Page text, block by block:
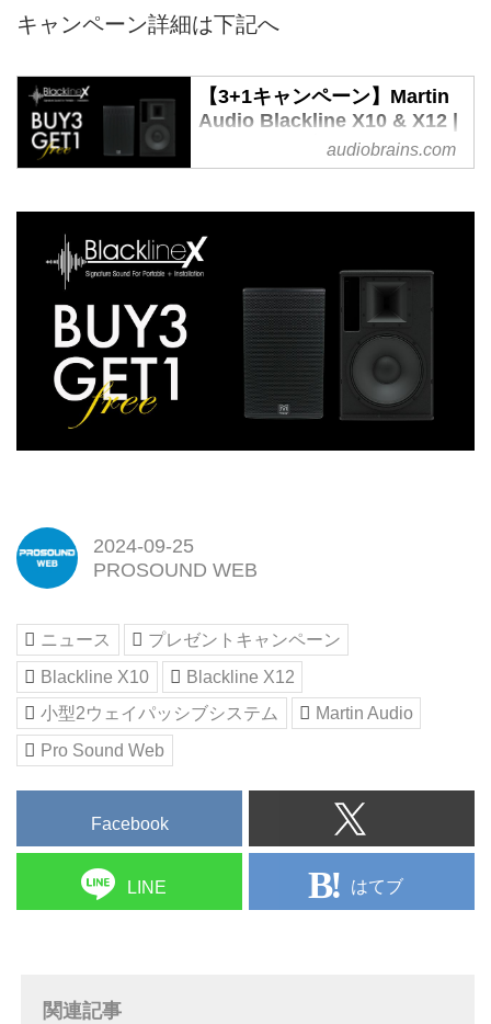
キャンペーン詳細は下記へ
【3+1キャンペーン】Martin
Audio Blackline X10 & X12 |
オーディオブレインズ
す。キャンペーン期間中
「Blackline X10」及び
「Blackline X12」の同一モデルを
3台一括でご購入いただいた場合
に、同一モデルをもう1台プレゼ
ントいたします。是非この機会を
ご利用ください。
audiobrains.com
2024-09-25
PROSOUND WEB
ニュース
プレゼントキャンペーン
Blackline X10
Blackline X12
小型2ウェイパッシブシステム
Martin Audio
Pro Sound Web
Facebook
LINE はてブ
関連記事